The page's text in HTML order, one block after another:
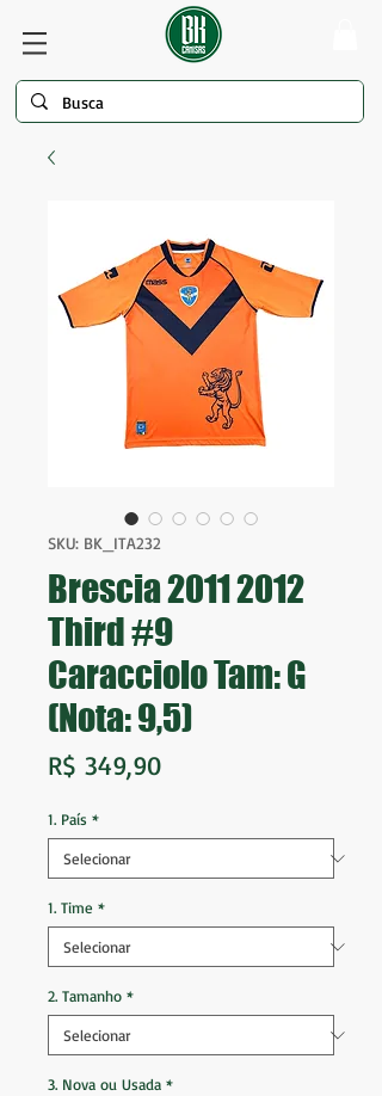
SKU: BK_ITA232
Brescia 2011 2012
Third #9
Caracciolo Tam: G
(Nota: 9,5)
R$ 349,90Preço
1. País *
1. Time *
2. Tamanho *
3. Nova ou Usada *